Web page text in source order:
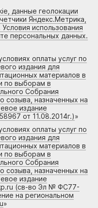
данные геолокации
Яндекс.Метрика,
использования
персональных данных.
оплаты услуг по
издания для
материалов в
по выборам в
Собрания
созыва, назначенных на
издание
от 11.08.2014г.)»
оплаты услуг по
издания для
материалов в
по выборам в
Собрания
созыва, назначенных на
издание
(св-во Эл № ФС77-
на региональном
»